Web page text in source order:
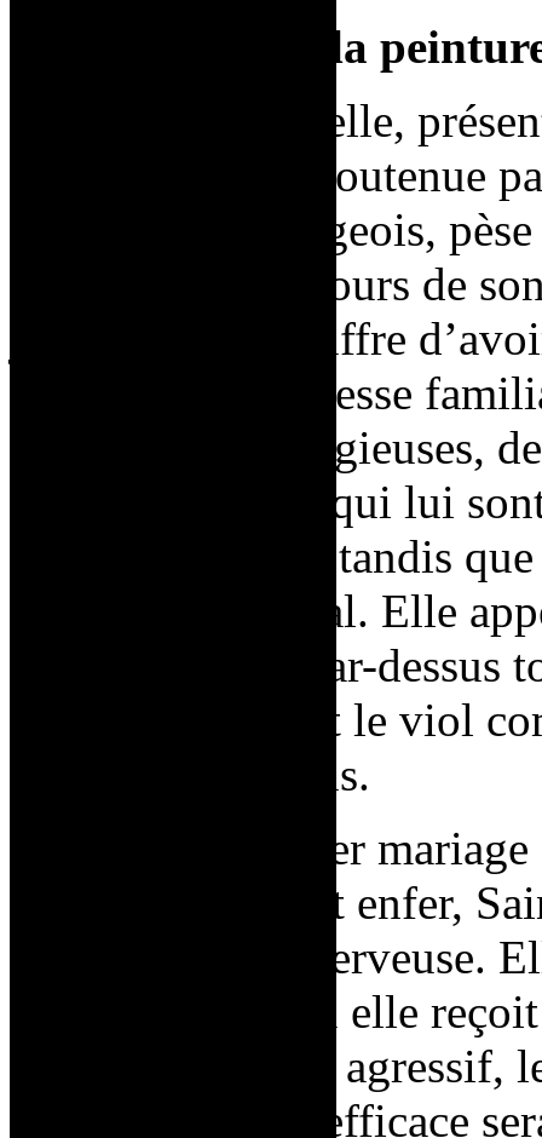
De l’« enfer » à la
L’autorité paternelle,
le patronyme et soutenue
religieux et bourgeois,
Saint Phalle au cours de
jeunesse, elle souffre
exigés par la richesse
appartenance religieuses,
aux rôles genrés qui lui
rôle domestique, tandis
patriarche familial. Elle
». Par-dessus
de sa jeunesse est le viol
elle avait onze ans.
Malgré un premier
permet de fuir cet enfer,
une dépression nerveuse.
psychiatrique, où elle
ce traitement très agressif,
méthode la plus efficace